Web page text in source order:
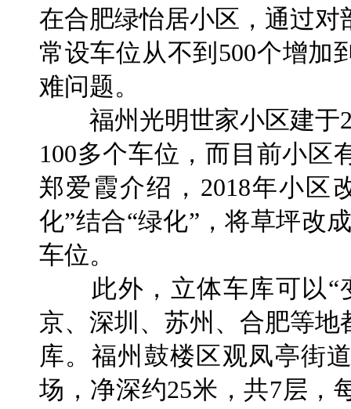
在合肥绿怡居小区，通过
常设车位从不到500个增加
难问题。
福州光明世家小区建于
100多个车位，而目前小区
郑爱霞介绍，2018年小区
化”结合“绿化”，将草坪改
车位。
此外，立体车库可以“
京、深圳、苏州、合肥等
库。福州鼓楼区观凤亭街
场，净深约25米，共7层，